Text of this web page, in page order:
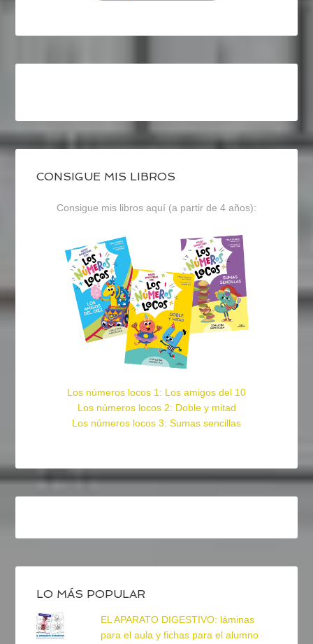
CONSIGUE MIS LIBROS
Consigue mis libros aquí (a partir de 4 años):
Los números locos 1: Los amigos del 10
Los números locos 2: Doble y mitad
Los números locos 3: Sumas sencillas
LO MÁS POPULAR
EL APARATO DIGESTIVO: láminas
para el aula y fichas para el alumno